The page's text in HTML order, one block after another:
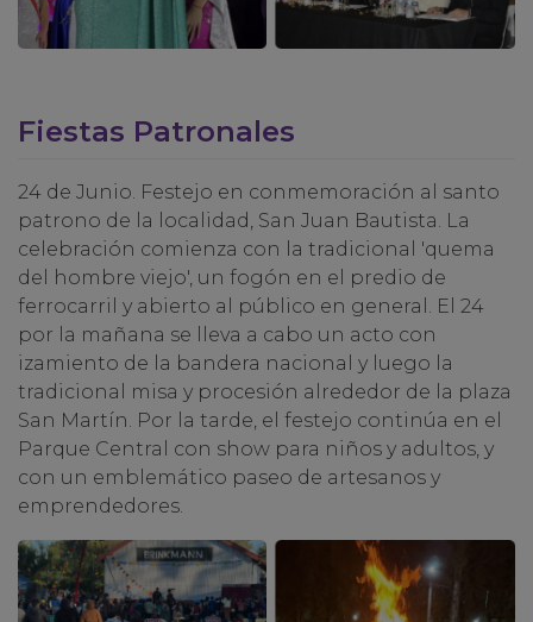
Fiestas Patronales
24 de Junio. Festejo en conmemoración al santo
patrono de la localidad, San Juan Bautista. La
celebración comienza con la tradicional 'quema
del hombre viejo', un fogón en el predio de
ferrocarril y abierto al público en general. El 24
por la mañana se lleva a cabo un acto con
izamiento de la bandera nacional y luego la
tradicional misa y procesión alrededor de la plaza
San Martín. Por la tarde, el festejo continúa en el
Parque Central con show para niños y adultos, y
con un emblemático paseo de artesanos y
emprendedores.